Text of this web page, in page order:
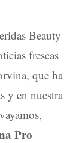
Beauty
frescas
que ha
y en nuestra
Pro